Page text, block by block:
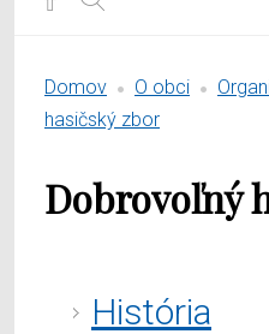
Samospráva
Domov O obci
hasičský zbor
Dobrovoľný
História